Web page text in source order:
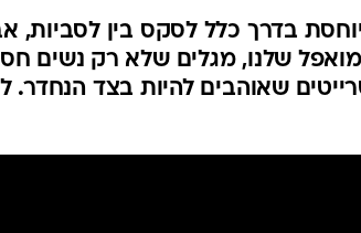
בדרך כלל לסקס בין לסביות,
המואפל שלנו, מגלים שלא רק נשים
שאוהבים להיות בצד הנחדר.